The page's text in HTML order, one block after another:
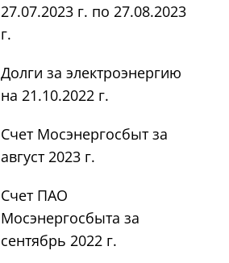
27.07.2023 г. по 27.08.2023
г.
Долги за электроэнергию
на 21.10.2022 г.
Счет Мосэнергосбыт за
август 2023 г.
Счет ПАО
Мосэнергосбыта за
сентябрь 2022 г.